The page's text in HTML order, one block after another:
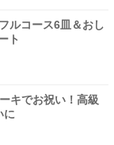
ルコース6皿＆おし
ト
キでお祝い！高級
に